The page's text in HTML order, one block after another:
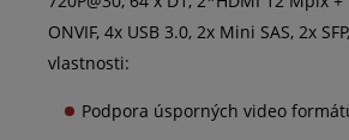
ONVIF, 4x USB 3.0, 2x Mini SAS, 2x
vlastnosti:
Podpora úsporných video